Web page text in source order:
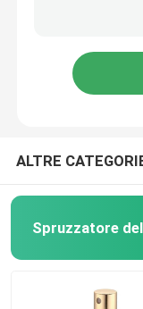
Pompa
ALTRE
Spruzzatore